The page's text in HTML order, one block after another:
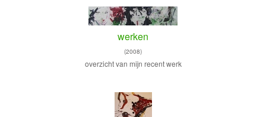
werken
(2008)
overzicht van mijn recent werk